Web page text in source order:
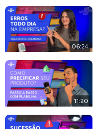
06:24
11:20